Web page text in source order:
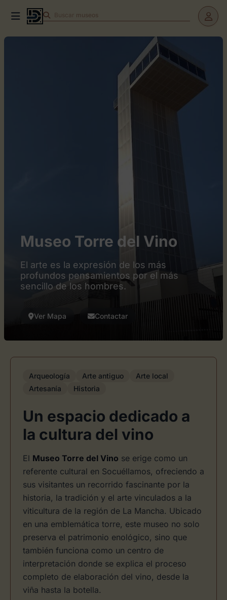
Buscar museos
Museo Torre del Vino
El arte es la expresión de los más
profundos pensamientos por el más
sencillo de los hombres.
Ver Mapa Contactar
Arqueología Arte antiguo
Arte local
Artesanía
Historia
Un espacio dedicado a
la cultura del vino
El Museo Torre del Vino se erige como un
referente cultural en Socuéllamos, ofreciendo a
sus visitantes un recorrido fascinante por la
historia, la tradición y el arte vinculados a la
viticultura de la región de La Mancha. Ubicado
en una emblemática torre, este museo no solo
preserva el patrimonio enológico, sino que
también funciona como un centro de
interpretación donde se explica el proceso
completo de elaboración del vino, desde la
viña hasta la botella.